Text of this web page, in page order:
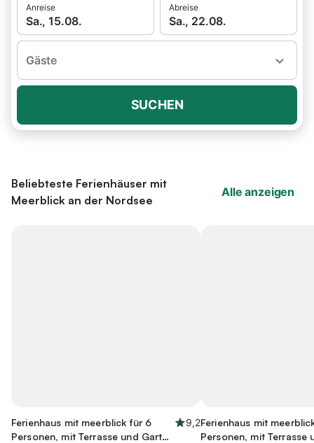
Anreise
Sa., 15.08.
Abreise
Sa., 22.08.
Gäste
SUCHEN
Beliebteste Ferienhäuser mit
Meerblick an der Nordsee
Alle anzeigen
Ferienhaus mit meerblick für 6
Personen, mit Terrasse und Garten
9,2Ferienhaus mit
Personen, mit Terrasse